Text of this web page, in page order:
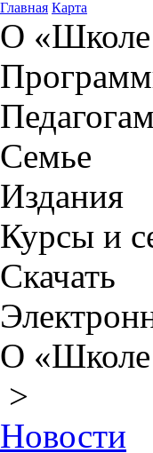
Главная Карта
О «Школе
Педагогам
Семье
Издания
Курсы и
Скачать
О «Школе
>
Новости